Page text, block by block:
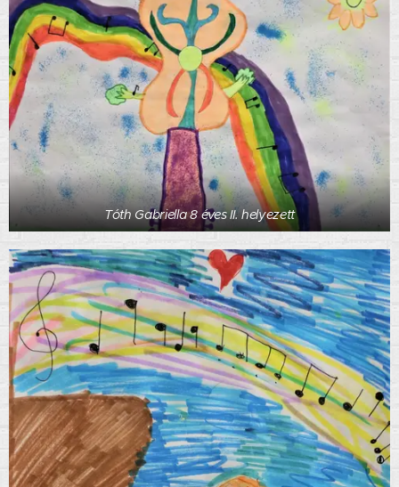
Tóth Gabriella 8 éves II. helyezett